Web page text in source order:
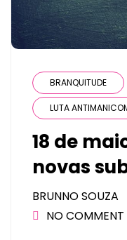
BRANQUITUDE
LUTA
18 de
novas
BRUNNO SOUZA
NO COMMENT